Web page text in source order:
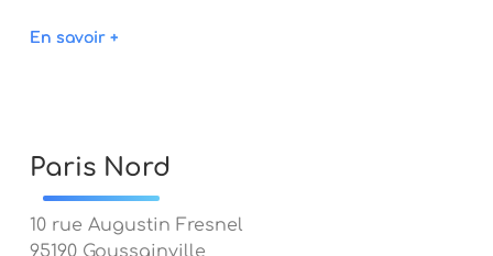
En savoir +
Paris Nord
10 rue Augustin Fresnel
95190 Goussainville